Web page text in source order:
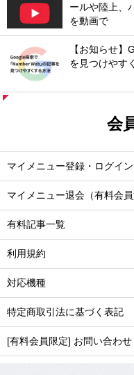
ールや陸上、
を動画で
【お知らせ
を見つけやす
会
マイメニュー登録・ログイン
マイメニュー退会（有料会員
有料記事一覧
利用規約
対応機種
特定商取引法に基づく表記
[有料会員限定] お問い合わせ